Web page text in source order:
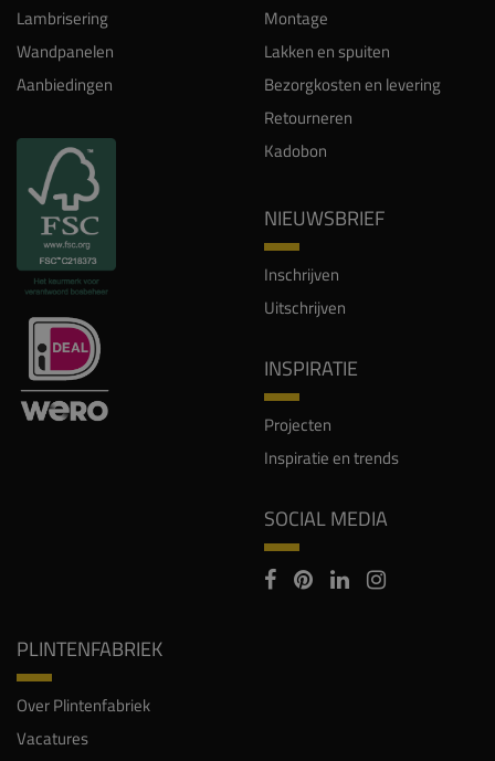
Lambrisering
Wandpanelen
Aanbiedingen
Montage
Lakken en spuiten
Bezorgkosten en levering
Retourneren
Kadobon
NIEUWSBRIEF
Inschrijven
Uitschrijven
INSPIRATIE
Projecten
Inspiratie en trends
SOCIAL MEDIA
PLINTENFABRIEK
Over Plintenfabriek
Vacatures